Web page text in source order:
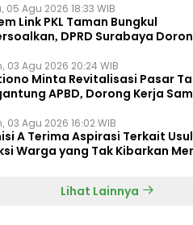
05 Agu 2026 18:33 WIB
Link PKL Taman Bungkul
DPRD Surabaya
03 Agu 2026 20:24 WIB
Minta Revitalisasi Pasar
APBD, Dorong Kerja
03 Agu 2026 16:02 WIB
A Terima Aspirasi Terkait
Warga yang Tak Kibarkan
Lihat Lainnya